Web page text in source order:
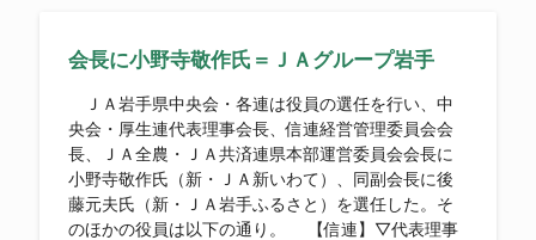
会長に小野寺敬作氏＝ＪＡグループ岩手
ＪＡ岩手県中央会・各連は役員の選任を行い、中
央会・厚生連代表理事会長、信連経営管理委員会会
長、ＪＡ全農・ＪＡ共済連県本部運営委員会会長に
小野寺敬作氏（新・ＪＡ新いわて）、同副会長に後
藤元夫氏（新・ＪＡ岩手ふるさと）を選任した。そ
のほかの役員は以下の通り。 【信連】▽代表理事